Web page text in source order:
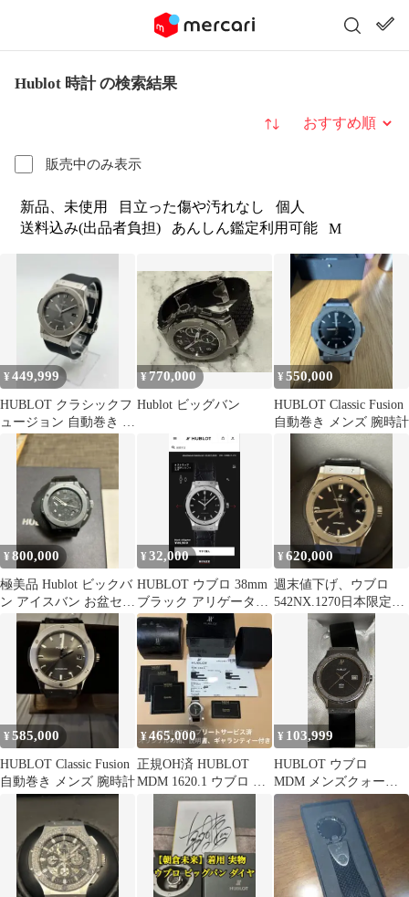
Hublot 時計 の検索結果
販売中のみ表示
並び替え
新品、未使用 目立った傷や汚れなし
個人
送料込み(出品者負担)
あんしん鑑定利用可能 M
¥449,999
HUBLOT クラシックフ
ュージョン 自動巻き 腕
時計
¥770,000
Hublot ビッグバン
¥550,000
HUBLOT Classic Fusion
自動巻き メンズ 腕時計
¥800,000
極美品 Hublot ビックバ
ン アイスバン お盆セー
ル中
¥32,000
HUBLOT ウブロ 38mm
ブラック アリゲーター
ストラップ
¥620,000
週末値下げ、ウブロ
542NX.1270日本限定シ
ャイニーブラック
¥585,000
HUBLOT Classic Fusion
自動巻き メンズ 腕時計
¥465,000
正規OH済 HUBLOT
MDM 1620.1 ウブロ ク
ラシック 直径37mm
¥ 103,999
HUBLOT ウブロ
MDM メンズクォーツ
時計